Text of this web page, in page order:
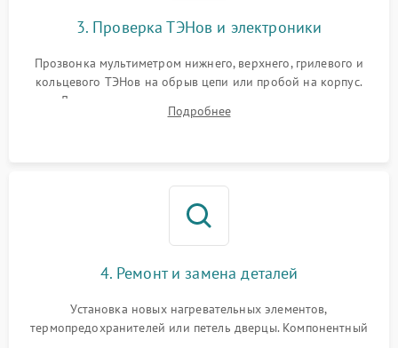
3. Проверка ТЭНов и электроники
Прозвонка мультиметром нижнего, верхнего, грилевого и
кольцевого ТЭНов на обрыв цепи или пробой на корпус.
Диагностика термостата, датчиков температуры,
переключателя режимов и мотора конвекции.
Подробнее
4. Ремонт и замена деталей
Установка новых нагревательных элементов,
термопредохранителей или петель дверцы. Компонентный